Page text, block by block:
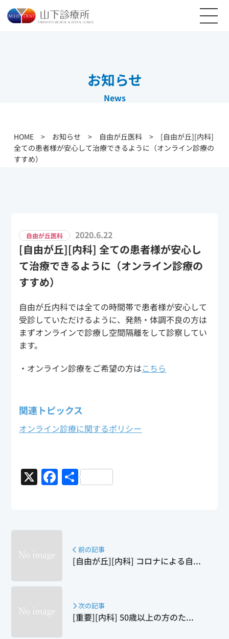
お知らせ
News
HOME > お知らせ > 自由が丘医科 > [自由が丘][内科]
全ての患者様が安心して治療できるように（オンライン診療の
すすめ）
自由が丘医科 2020.6.22
[自由が丘][内科] 全ての患者様が安心し
て治療できるように（オンライン診療の
すすめ）
自由が丘内科では全ての時間帯で患者様が安心して
受診していただけるように、発熱・体調不良の方は
まずオンラインで診療し空間隔離をして診察してい
ます。
・オンライン診療をご希望の方はこちら
関連トピックス
オンライン診療に関するポリシー
X F
e
o
k
共
前の記事
[自由が丘][内科] コロナによる自...
次の記事
[重要][内科] 50歳以上の方のた...